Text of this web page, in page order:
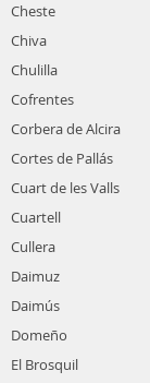
Cheste
Chiva
Chulilla
Cofrentes
Corbera de Alcira
Cortes de Pallás
Cuart de les Valls
Cuartell
Cullera
Daimuz
Daimús
Domeño
El Brosquil